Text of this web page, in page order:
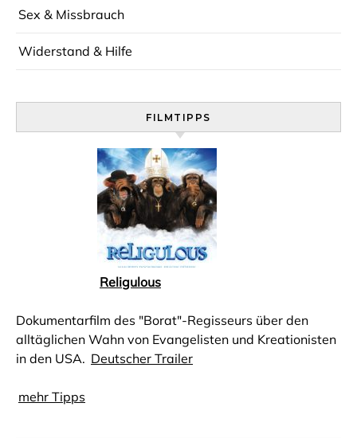
Sex & Missbrauch
Widerstand & Hilfe
FILMTIPPS
Religulous
Dokumentarfilm des "Borat"-Regisseurs über den
alltäglichen Wahn von Evangelisten und Kreationisten
in den USA. Deutscher Trailer
mehr Tipps